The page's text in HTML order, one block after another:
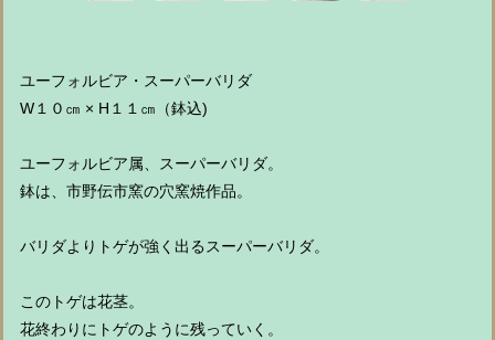
ユーフォルビア・スーパーバリダ
W１０㎝ × H１１㎝（鉢込)
ユーフォルビア属、スーパーバリダ。
鉢は、市野伝市窯の穴窯焼作品。
バリダよりトゲが強く出るスーパーバリダ。
このトゲは花茎。
花終わりにトゲのように残っていく。